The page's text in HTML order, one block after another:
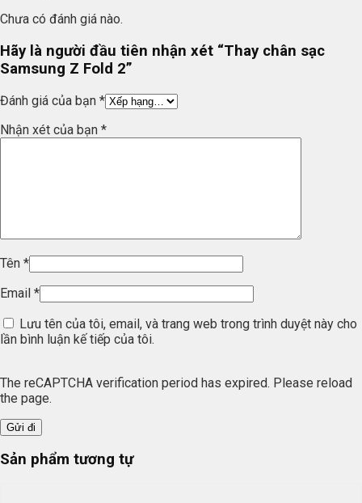
Chưa có đánh giá nào.
Hãy là người đầu tiên nhận xét “Thay chân sạc
Samsung Z Fold 2”
Đánh giá của bạn *
Nhận xét của bạn *
Tên *
Email *
Lưu tên của tôi, email, và trang web trong trình duyệt này cho
lần bình luận kế tiếp của tôi.
The reCAPTCHA verification period has expired. Please reload
the page.
Sản phẩm tương tự